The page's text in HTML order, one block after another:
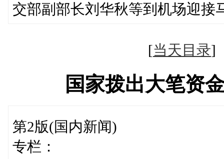
交部副部长刘华秋等到机场迎接
[当天目录
国家拨出大笔资
第2版(国内新闻)
专栏：